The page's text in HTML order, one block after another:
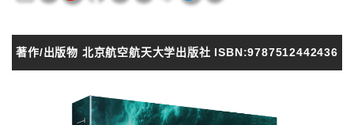
著作/出版物 北京航空航天大学出版社 ISBN:9787512442436